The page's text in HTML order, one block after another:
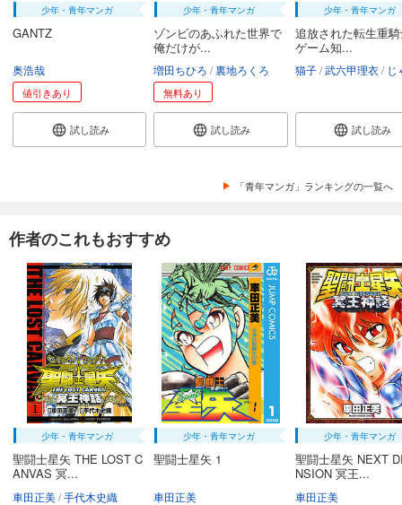
少年・青年マンガ
GANTZ
奥浩哉
値引きあり
試し読み
少年・青年マンガ
ゾンビのあふれた世界で
俺だけが...
増田ちひろ 裏地ろくろ
無料あり
試し読み
少年・青年マンガ
追放された転生重
ゲーム知...
猫子 武六甲理衣 じゃ
試し読み
「青年マンガ」ランキングの一覧へ
作者のこれもおすすめ
少年・青年マンガ
聖闘士星矢 THE LOST C
ANVAS 冥...
車田正美 手代木史織
少年・青年マンガ
聖闘士星矢 1
車田正美
少年・青年マンガ
聖闘士星矢 NEXT
NSION 冥王...
車田正美